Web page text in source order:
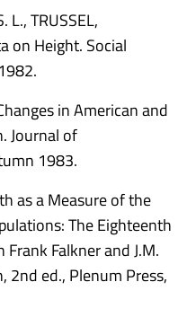
L., TRUSSEL,
on Height. Social
in American and
Journal of
1983.
as a Measure of the
The Eighteenth
Falkner and J.M.
2nd ed., Plenum Press,